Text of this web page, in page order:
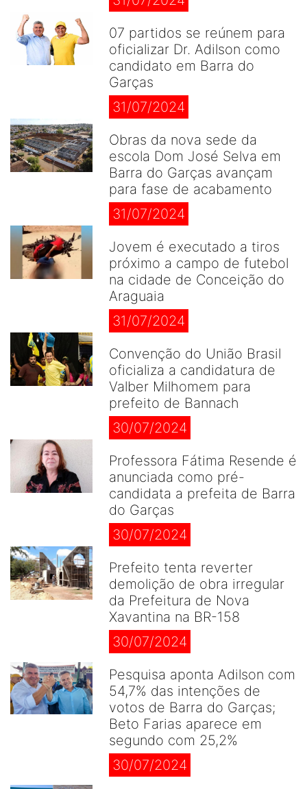
07 partidos se reúnem para
oficializar Dr. Adilson como
candidato em Barra do
Garças
31/07/2024
Obras da nova sede da
escola Dom José Selva em
Barra do Garças avançam
para fase de acabamento
31/07/2024
Jovem é executado a tiros
próximo a campo de futebol
na cidade de Conceição do
Araguaia
31/07/2024
Convenção do União Brasil
oficializa a candidatura de
Valber Milhomem para
prefeito de Bannach
30/07/2024
Professora Fátima Resende é
anunciada como pré-
candidata a prefeita de Barra
do Garças
30/07/2024
Prefeito tenta reverter
demolição de obra irregular
da Prefeitura de Nova
Xavantina na BR-158
30/07/2024
Pesquisa aponta Adilson com
54,7% das intenções de
votos de Barra do Garças;
Beto Farias aparece em
segundo com 25,2%
30/07/2024